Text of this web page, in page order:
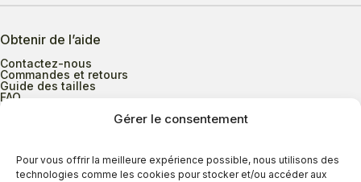
Gérer le consentement
Pour vous offrir la meilleure expérience possible, nous utilisons des
technologies comme les cookies pour stocker et/ou accéder aux
Obtenir de l’aide
Contactez-nous
Commandes et retours
Guide des tailles
FAQ
Heures d’ouverture